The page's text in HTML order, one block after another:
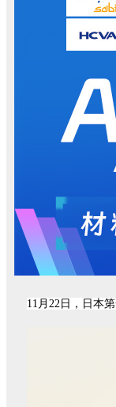
11月22日，日本